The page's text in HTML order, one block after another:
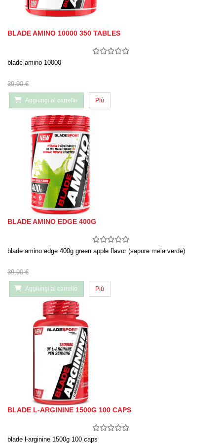
BLADE AMINO 10000 350 TABLES
blade amino 10000
39,90 €
Aggiungi al carrello Più
BLADE AMINO EDGE 400G
blade amino edge 400g green apple flavor (sapore mela verde)
39,90 €
Aggiungi al carrello Più
BLADE L-ARGININE 1500G 100 CAPS
blade l-arginine 1500g 100 caps